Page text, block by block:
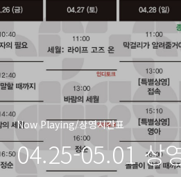
Now Playing/상영시간표
04.25-05.01 상